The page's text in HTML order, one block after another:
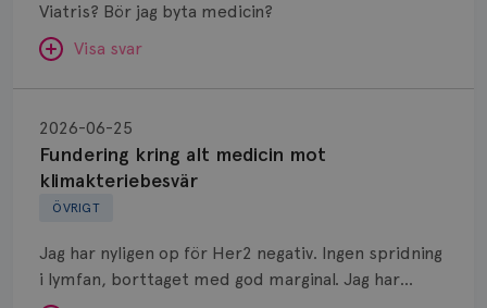
Viatris? Bör jag byta medicin?
Visa svar
SVAR:
Hej. Oavsett vilken hormonsänkande behandling
(men även cytostatika) man får så kan en del
uppleva negativ påverkan på minnet. Prata din
märke eller annan aromatashämmare. Det kan ofta
vara bra att ha en paus först, för att se att
ÖVRIGT
Fundering kring alt medicin mot
klimakteriebesvär
2026-06-25
Jag har nyligen op för Her2 negativ. Ingen spridning
i lymfan, borttaget med god marginal. Jag har
kring
medicin